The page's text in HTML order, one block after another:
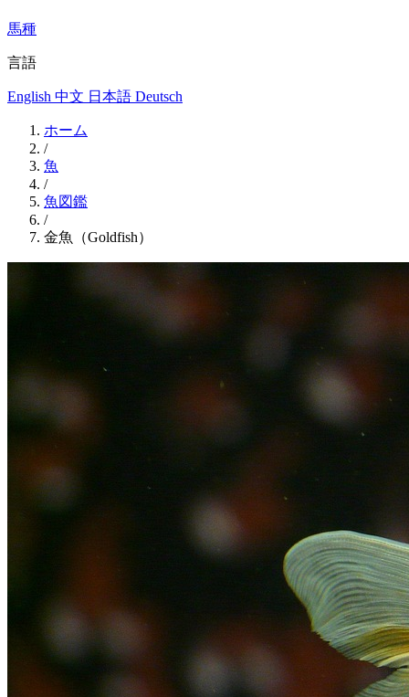
馬種
言語
English 中文 日本語 Deutsch
ホーム
/
魚
/
魚図鑑
/
金魚（Goldfish）